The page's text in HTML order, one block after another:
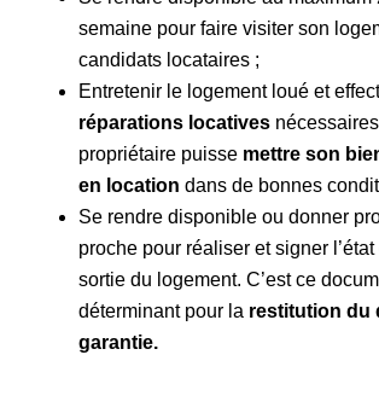
semaine pour faire visiter son
candidats locataires ;
Entretenir le logement loué et
réparations locatives
propriétaire puisse mettre son
en location dans de bonnes
Se rendre disponible ou donner
proche pour réaliser et signer
sortie du logement. C’est ce
déterminant pour la restitution du
garantie.